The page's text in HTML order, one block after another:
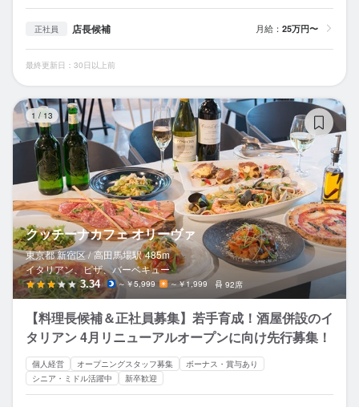
正社員 店長候補 月給： 25万円〜
最終更新日：30日以上前
1 / 13
クッチーナカフェ オリーヴァ
東京都 新宿区 / 高田馬場駅 485m
イタリアン、ピザ、バーベキュー
3.34 ～￥5,999 ～￥1,999 92席
【料理長候補＆正社員募集】若手育成！酒屋併設のイ
タリアン 4月リニューアルオープンに向け先行募集！
個人経営 オープニングスタッフ募集
ボーナス・賞与あり
シニア・ミドル活躍中
新卒歓迎